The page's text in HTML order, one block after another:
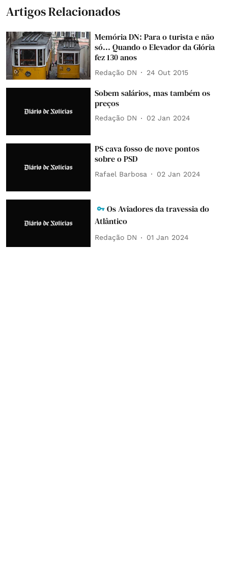
Artigos Relacionados
Memória DN: Para o turista e não
só... Quando o Elevador da Glória
fez 130 anos
Redação DN 24 Out 2015
Sobem salários, mas também os
preços
Redação DN 02 Jan 2024
PS cava fosso de nove pontos
sobre o PSD
Rafael Barbosa 02 Jan 2024
Os Aviadores da travessia do
Atlântico
Redação DN 01 Jan 2024